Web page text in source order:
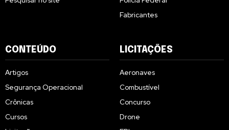
Fabricantes
CONTEÚDO
Artigos
Segurança Operacional
Crônicas
Cursos
LICITAÇÕES
Aeronaves
Combustível
Concurso
Drone